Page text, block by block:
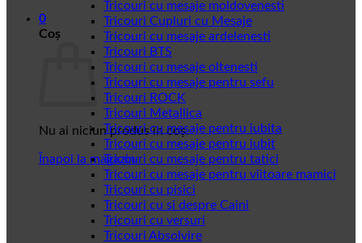
0
Coș
Nu ai niciun produs în coș.
Înapoi la magazin
Tricouri cu mesaje moldovenesti
Tricouri Cupluri cu Mesaje
Tricouri cu mesaje ardelenesti
Tricouri BTS
Tricouri cu mesaje oltenesti
Tricouri cu mesaje pentru sefu
Tricouri ROCK
Tricouri Metallica
Tricouri cu mesaje pentru iubita
Tricouri cu mesaje pentru iubit
Tricouri cu mesaje pentru tatici
Tricouri cu mesaje pentru viitoare mamici
Tricouri cu pisici
Tricouri cu si despre Caini
Tricouri cu versuri
Tricouri Absolvire